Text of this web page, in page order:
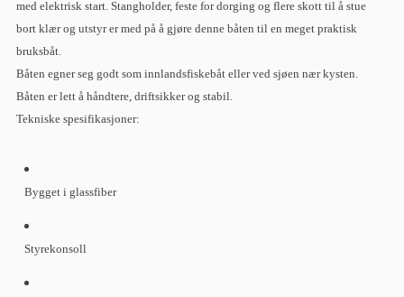
med elektrisk start. Stangholder, feste for dorging og flere skott til å stue
bort klær og utstyr er med på å gjøre denne båten til en meget praktisk
bruksbåt.
Båten egner seg godt som innlandsfiskebåt eller ved sjøen nær kysten.
Båten er lett å håndtere, driftsikker og stabil.
Tekniske spesifikasjoner:
Bygget i glassfiber
Styrekonsoll